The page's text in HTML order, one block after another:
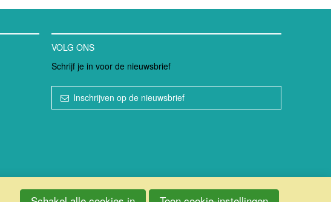
VOLG ONS
Schrijf je in voor de nieuwsbrief
Inschrijven op de nieuwsbrief